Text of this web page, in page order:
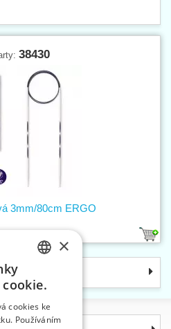
38430
3mm/80cm ERGO
ENGLISH
×
cookies ke
Používáním